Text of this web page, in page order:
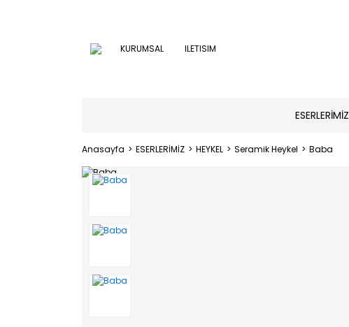
KURUMSAL ILETISIM
ESERLERİMİZ
Anasayfa ESERLERİMİZ HEYKEL Seramik Heykel Baba